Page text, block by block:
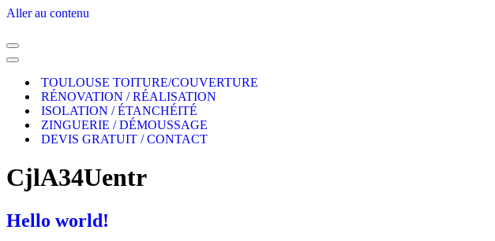
Aller au contenu
TOULOUSE TOITURE/COUVERTURE
RÉNOVATION / RÉALISATION
ISOLATION / ÉTANCHÉITÉ
ZINGUERIE / DÉMOUSSAGE
DEVIS GRATUIT / CONTACT
CjlA34Uentr
Hello world!